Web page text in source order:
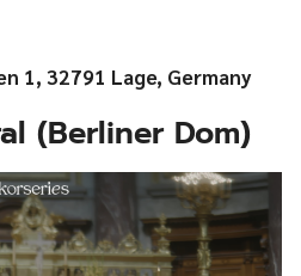
1, 32791 Lage, Germany
(Berliner Dom)